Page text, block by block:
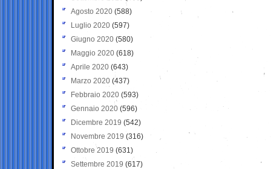
Agosto 2020 (588)
Luglio 2020 (597)
Giugno 2020 (580)
Maggio 2020 (618)
Aprile 2020 (643)
Marzo 2020 (437)
Febbraio 2020 (593)
Gennaio 2020 (596)
Dicembre 2019 (542)
Novembre 2019 (316)
Ottobre 2019 (631)
Settembre 2019 (617)